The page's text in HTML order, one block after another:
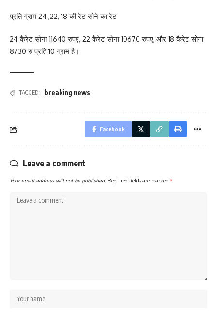
प्रति ग्राम 24 ,22, 18 की रेट सोने का रेट
24 कैरेट सोना 11640 रुपए, 22 कैरेट सोना 10670 रुपए, और 18 कैरेट सोना
8730 रु प्रति 10 ग्राम है।
TAGGED: breaking news
Facebook
Leave a comment
Your email address will not be published. Required fields are marked *